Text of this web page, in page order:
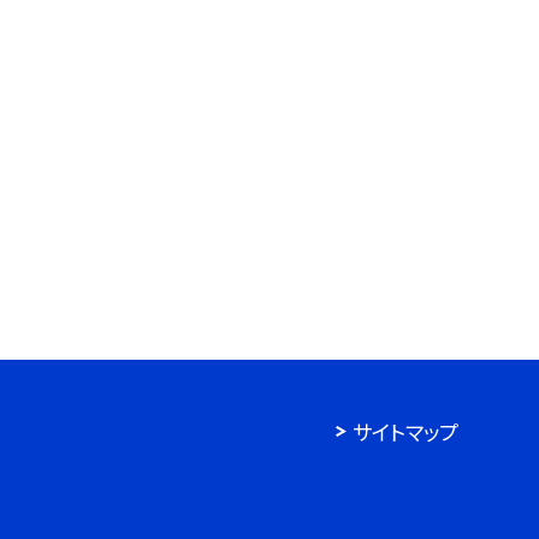
サイトマップ